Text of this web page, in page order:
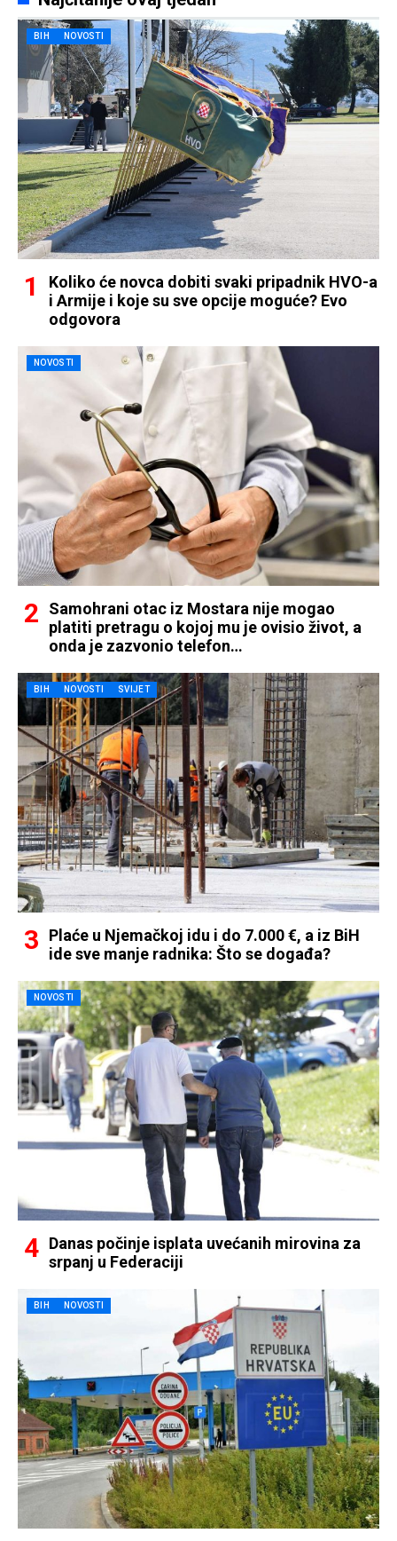
BIH NOVOSTI
Koliko će novca dobiti svaki pripadnik HVO-a
i Armije i koje su sve opcije moguće? Evo
odgovora
NOVOSTI
Samohrani otac iz Mostara nije mogao
platiti pretragu o kojoj mu je ovisio život, a
onda je zazvonio telefon…
BIH NOVOSTI SVIJET
Plaće u Njemačkoj idu i do 7.000 €, a iz BiH
ide sve manje radnika: Što se događa?
NOVOSTI
Danas počinje isplata uvećanih mirovina za
srpanj u Federaciji
BIH NOVOSTI